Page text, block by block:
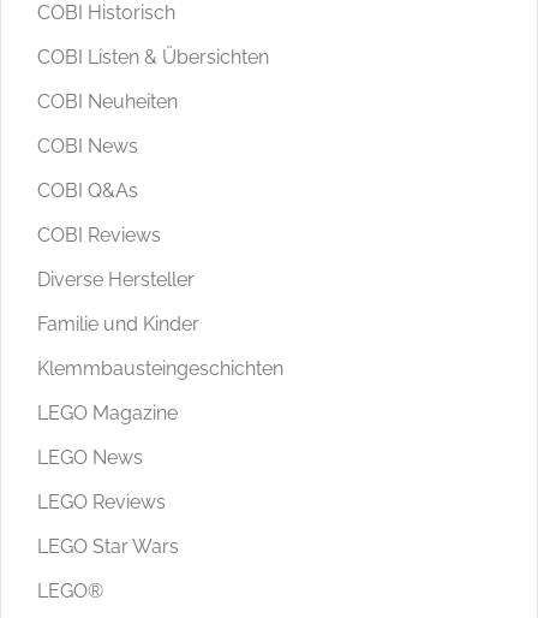
COBI Historisch
COBI Listen & Übersichten
COBI Neuheiten
COBI News
COBI Q&As
COBI Reviews
Diverse Hersteller
Familie und Kinder
Klemmbausteingeschichten
LEGO Magazine
LEGO News
LEGO Reviews
LEGO Star Wars
LEGO®